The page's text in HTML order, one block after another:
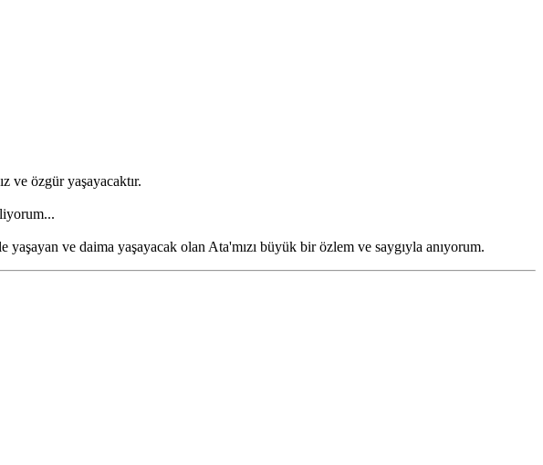
ve özgür yaşayacaktır.
ve daima yaşayacak olan Ata'mızı büyük bir özlem ve saygıyla anıyorum.